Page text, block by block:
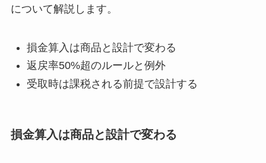
について解説します。
損金算入は商品と設計で変わる
返戻率50%超のルールと例外
受取時は課税される前提で設計する
損金算入は商品と設計で変わる